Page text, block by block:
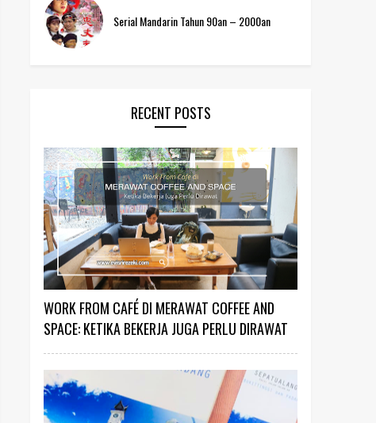
Serial Mandarin Tahun 90an – 2000an
RECENT POSTS
WORK FROM CAFÉ DI MERAWAT COFFEE AND
SPACE: KETIKA BEKERJA JUGA PERLU DIRAWAT